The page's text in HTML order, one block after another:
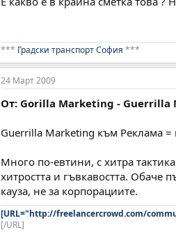
*** Градски транспорт София ***
24 Март 2009
От: Gorilla Marketing - Guerrilla
Guerrilla Marketing към Реклама
Много по-евтини, с хитра
хитростта и гъвкавостта. Обаче
кауза, не за корпорациите.
[URL="http://freelancercrowd.com/
[/URL]